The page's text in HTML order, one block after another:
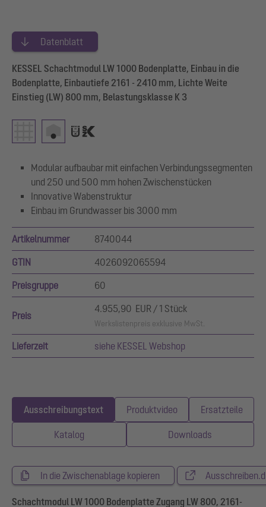
Datenblatt
KESSEL Schachtmodul LW 1000 Bodenplatte, Einbau in die
Bodenplatte, Einbautiefe 2161 - 2410 mm, Lichte Weite
Einstieg (LW) 800 mm, Belastungsklasse K 3
Modular aufbaubar mit einfachen Verbindungssegmenten
und 250 und 500 mm hohen Zwischenstücken
Innovative Wabenstruktur
Einbau im Grundwasser bis 3000 mm
Artikelnummer 8740044
GTIN 4026092065594
Preisgruppe 60
Preis
4.955,90 EUR / 1 Stück
Werkslistenpreis exklusive MwSt.
Lieferzeit siehe KESSEL Webshop
Ausschreibungstext Produktvideo Ersatzteile
Katalog Downloads
In die Zwischenablage kopieren
Schachtmodul LW 1000 Bodenplatte Zugang LW 800, 2161-